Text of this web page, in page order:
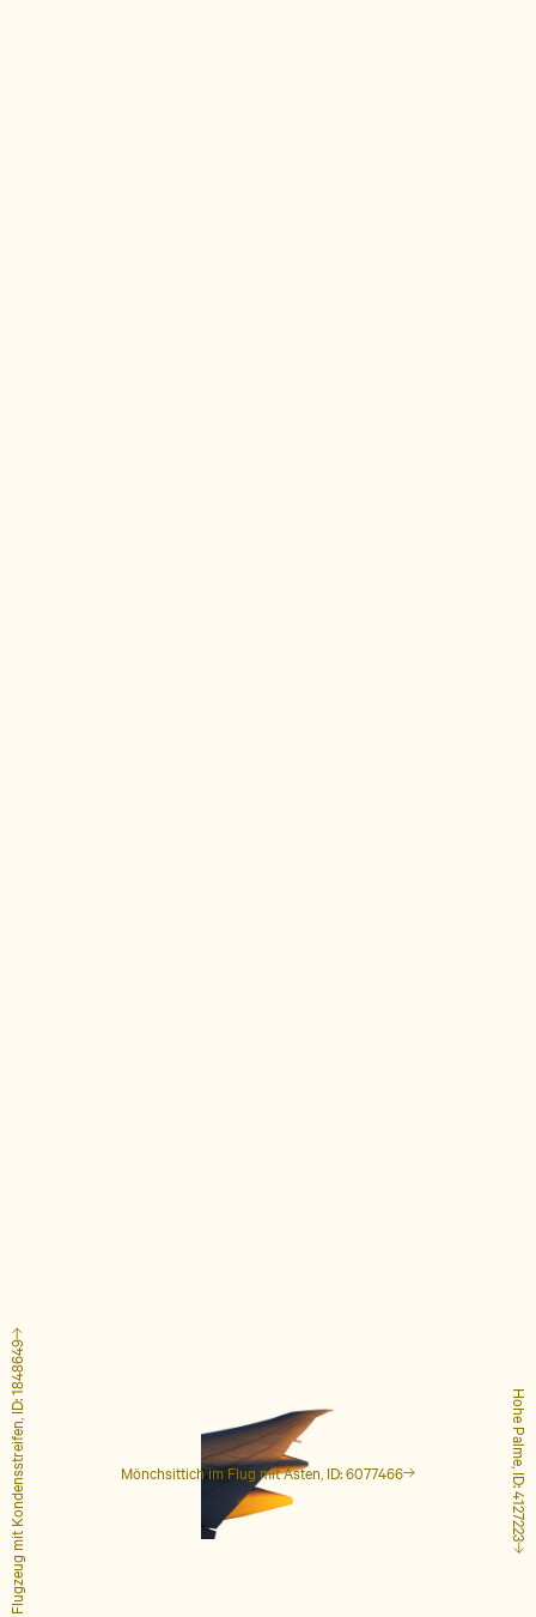
Mönchsittich im Flug mit Ästen, ID: 6077466 Hohe Palme, ID: 4127223
Flugzeug mit Kondensstreifen, ID: 1848649